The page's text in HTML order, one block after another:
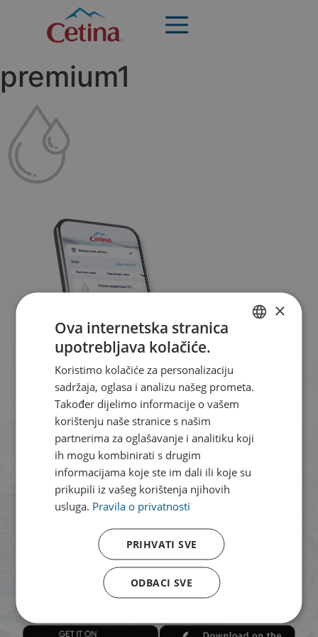
premium1
Našem webshopu možete
pristupiti putem Cetina aplikacije.
Dostava je dostupna za grad Zagreb i bližu okolicu.
×
Ova internetska stranica
upotrebljava kolačiće.
Koristimo kolačiće za personalizaciju
sadržaja, oglasa i analizu našeg prometa.
Također dijelimo informacije o vašem
korištenju naše stranice s našim
partnerima za oglašavanje i analitiku koji
ih mogu kombinirati s drugim
informacijama koje ste im dali ili koje su
prikupili iz vašeg korištenja njihovih
usluga. Pravila o privatnosti
PRIHVATI SVE
ODBACI SVE